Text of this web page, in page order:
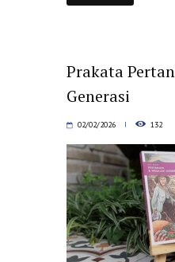
Prakata
Generasi
02/02/2026 132